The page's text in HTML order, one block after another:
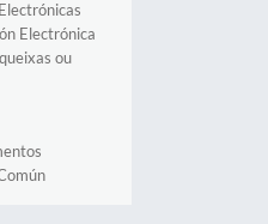
Electrónica
ou